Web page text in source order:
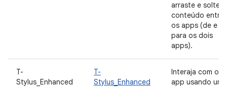
arraste e solte
conteúdo entre
os apps (de e
para os dois
apps).
T-
Stylus_Enhanced
T-
Stylus_Enhanced
Interaja com o
app usando uma